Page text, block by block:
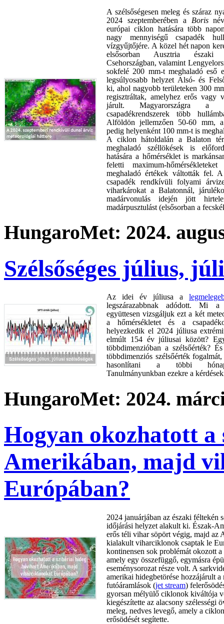
A szélsőségesen meleg és száraz
2024 szeptemberében a Boris
európai ciklon hatására több
nagy mennyiségű csapadék
vízgyűjtőjére. A közel hét napon
elsősorban Ausztria északi
Csehországban, valamint
sokfelé 200 mm-t meghaladó eső
legsúlyosabb helyzet Alsó- és
ki, ahol nagyobb területeken 300
regisztráltak, amelyhez erős vagy
járult. Magyarországra a
csapadékrendszerek több
Alföldön jellemzően 50-60 mm,
pedig helyenként 100 mm-t is
A ciklon hátoldalán a Balaton
meghaladó széllökések is
hatására a hőmérséklet is
feletti maximum-
meghaladó értékek váltották fel.
csapadék rendkívüli folyami
viharkárokat a Balatonnál,
madárvonulás idején jött
madárpusztulást (elsősorban a
HungaroMet: 2024.
Szélsőséges július,
Az idei év júliusa a
legszárazabbnak adódott. Mi
együttesen vizsgáljuk ezt a két
a hőmérsékletet és a
helyezkedik el 2024 júliusa
elmúlt 154 év júliusai között?
többdimenzióban a szélsőérték?
többdimenziós szélsőérték
hasonlítani a többi hónap
Tanulmányunkban ezekre a
HungaroMet: 2024.
Hogyan okozhatott
Amerikában, majd
Európában?
2024 januárjában az északi féltekén
időjárási helyzet alakult ki. Észak-
erős téli vihar söpört végig, majd az
kialakult viharciklonok csaptak le
kontinensen sok problémát okozott a
amely egy összefüggő, egymásra
eseménysorozat része volt. A
amerikai hidegbetörése hozzájárult a
futóáramlások (jet stream)
gyorsan mélyülő ciklonok kiváltója
kiegészítette az alacsony szélességi
meleg, nedves levegő, amely a
erősödését segítette.